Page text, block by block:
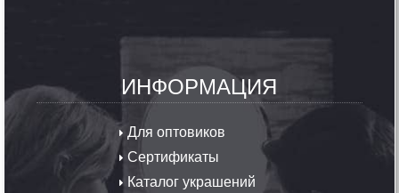
ИНФОРМАЦИЯ
Для оптовиков
Сертификаты
Каталог украшений